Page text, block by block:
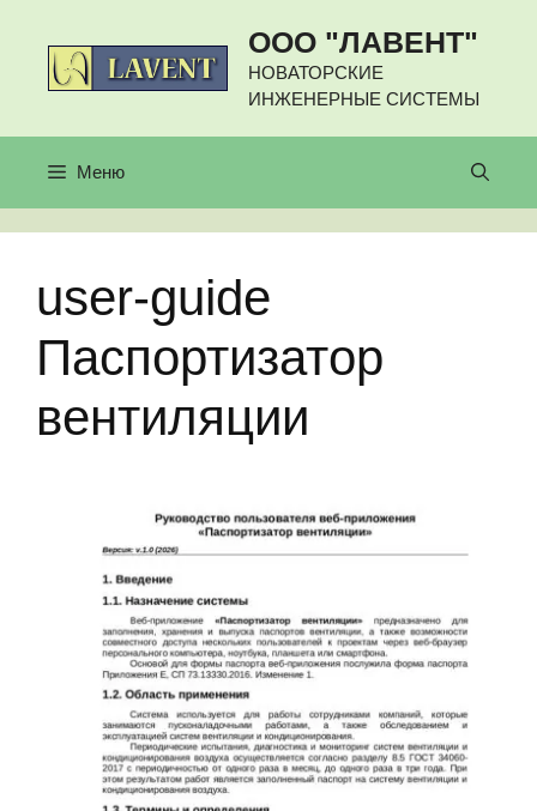
содержимому
ООО "ЛАВЕНТ"
НОВАТОРСКИЕ
ИНЖЕНЕРНЫЕ СИСТЕМЫ
Меню
user-guide
Паспортизатор
вентиляции